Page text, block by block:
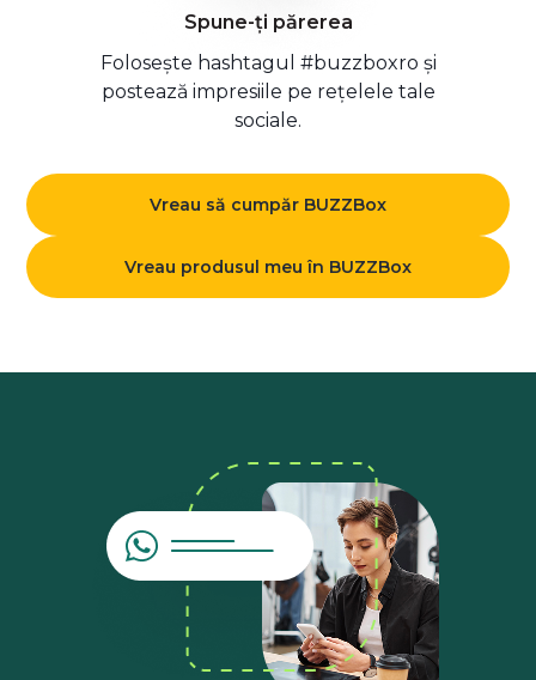
Spune-ți părerea
Folosește hashtagul #buzzboxro și
postează impresiile pe rețelele tale
sociale.
Vreau să cumpăr BUZZBox
Vreau produsul meu în BUZZBox